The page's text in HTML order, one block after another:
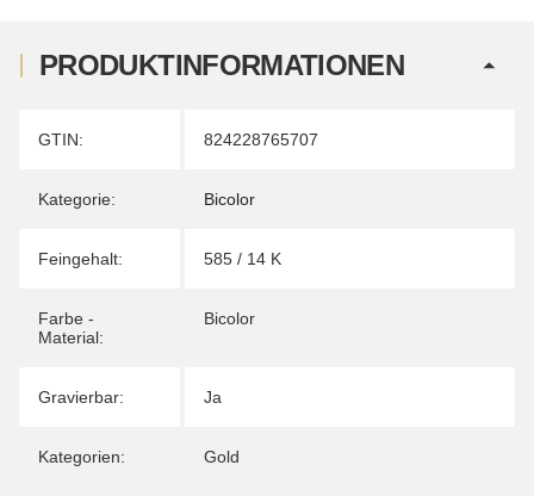
PRODUKTINFORMATIONEN
Produkteigenschaft
Wert
GTIN: 824228765707
Kategorie: Bicolor
Feingehalt: 585 / 14 K
Farbe -
Material:
Bicolor
Gravierbar: Ja
Kategorien: Gold